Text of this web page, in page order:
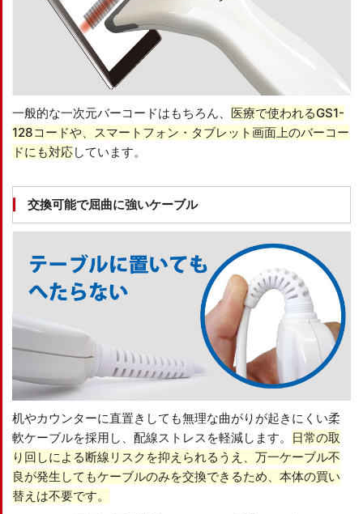
一般的な一次元バーコードはもちろん、 医療で使われるGS1-
128コードや、スマートフォン・タブレット画面上のバーコー
ドにも対応しています。
交換可能で屈曲に強いケーブル
机やカウンターに直置きしても無理な曲がりが起きにくい柔
軟ケーブルを採用し、配線ストレスを軽減します。
日常の取
り回しによる断線リスクを抑えられるうえ、万一ケーブル不
良が発生してもケーブルのみを交換できるため、本体の買い
替えは不要です。